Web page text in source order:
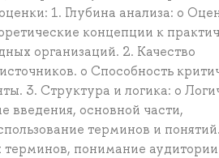
1. Глубина анализа: o
концепции к
организаций. 2. Качество
o Способность
3. Структура и логика: o
введения, основной части,
терминов и
терминов, понимание